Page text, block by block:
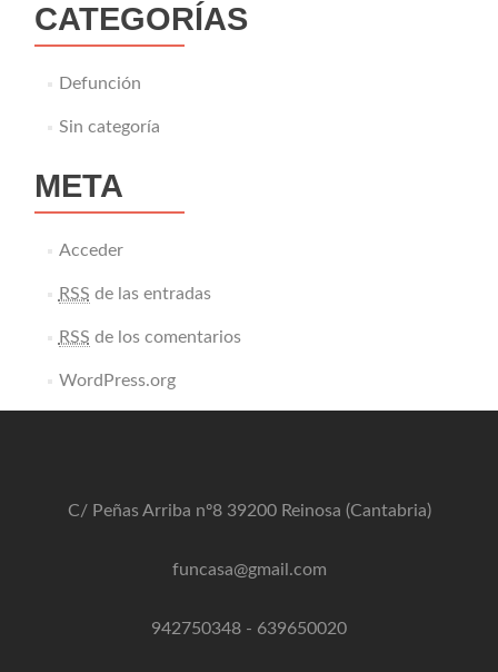
CATEGORÍAS
Defunción
Sin categoría
META
Acceder
RSS de las entradas
RSS de los comentarios
WordPress.org
C/ Peñas Arriba nº8 39200 Reinosa (Cantabria)
funcasa@gmail.com
942750348 - 639650020